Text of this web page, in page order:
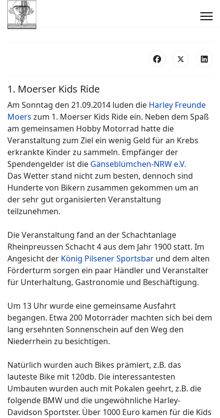
1. Moerser Kids Ride
Am Sonntag den 21.09.2014 luden die Harley Freunde
Moers zum 1. Moerser Kids Ride ein. Neben dem Spaß
am gemeinsamen Hobby Motorrad hatte die
Veranstaltung zum Ziel ein wenig Geld für an Krebs
erkrankte Kinder zu sammeln. Empfänger der
Spendengelder ist die Gänseblümchen-NRW e.V.
Das Wetter stand nicht zum besten, dennoch sind
Hunderte von Bikern zusammen gekommen um an
der sehr gut organisierten Veranstaltung
teilzunehmen.
Die Veranstaltung fand an der Schachtanlage
Rheinpreussen Schacht 4 aus dem Jahr 1900 statt. Im
Angesicht der König Pilsener Sportsbar und dem alten
Förderturm sorgen ein paar Händler und Veranstalter
für Unterhaltung, Gastronomie und Beschäftigung.
Um 13 Uhr wurde eine gemeinsame Ausfahrt
begangen. Etwa 200 Motorräder machten sich bei dem
lang ersehnten Sonnenschein auf den Weg den
Niederrhein zu besichtigen.
Natürlich wurden auch Bikes prämiert, z.B. das
lauteste Bike mit 120db. Die interessantesten
Umbauten wurden auch mit Pokalen geehrt, z.B. die
folgende BMW und die ungewöhnliche Harley-
Davidson Sportster. Über 1000 Euro kamen für die Kids